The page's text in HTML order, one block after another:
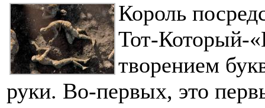
Король
Тот-Который-
творением
руки. Во-первых, это